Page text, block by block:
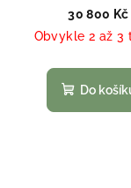
30 800 Kč
Obvykle 2 až 3
Do